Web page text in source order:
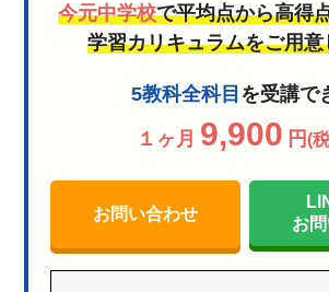
今元中学校で平均点から高得
学習カリキュラムをご用意
5教科全科目 を受講で
１ヶ月 9,900 円(
お問い合わせ
お